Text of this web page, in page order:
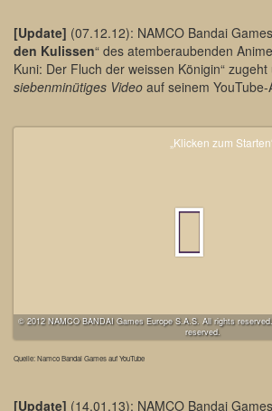
[Update] (07.12.12): NAMCO Bandai
den Kulissen“ des atemberaubenden
Kuni: Der Fluch der weissen Königin“
siebenminütiges Video auf seinem
„Klicken zum
© 2012 NAMCO BANDAI Games Europe S.A.S. All rights
reserved.
Quelle: Namco Bandai Games auf YouTube
[Update] (14.01.13): NAMCO Bandai